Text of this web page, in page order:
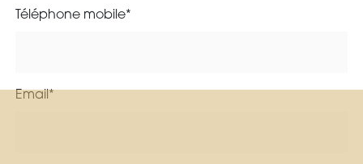
Téléphone mobile*
Email*